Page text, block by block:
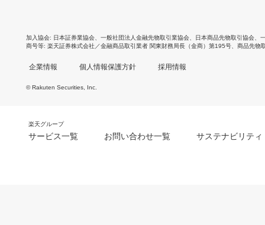
加入協会 日本証券業協会 一般社団法人金融先物取引業協会 日本商品先物取引協会
商号等 楽天証券株式会社／金融商品取引業者 関東財務局長（金商）第195号、商品先物
企業情報 個人情報保護方針 採用情報
© Rakuten Securities, Inc.
楽天グループ
サービス一覧 お問い合わせ一覧 サステナビリティ